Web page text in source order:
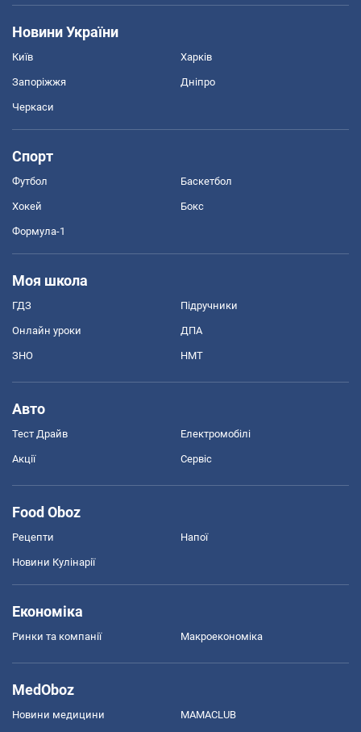
Новини України
Київ Харків
Запоріжжя Дніпро
Черкаси
Спорт
Футбол Баскетбол
Хокей Бокс
Формула-1
Моя школа
ГДЗ Підручники
Онлайн уроки ДПА
ЗНО НМТ
Авто
Тест Драйв Електромобілі
Акції Сервіс
Food Oboz
Рецепти Напої
Новини Кулінарії
Економіка
Ринки та компанії Макроекономіка
MedOboz
Новини медицини MAMACLUB